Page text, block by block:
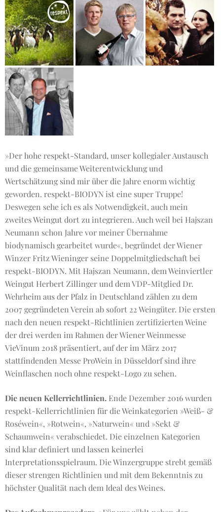
»Der hohe respekt-Standard, unser kollegialer Austausch
und die gemeinsame Weiterentwicklung und
Wertschätzung sind mir über die Jahre enorm wichtig
geworden. respekt-BIODYN ist eine super Truppe!
Deswegen sehe ich es als Notwendigkeit, auch mein
zweites Weingut dort zu integrieren. Auch weil bei Hajszan
Neumann schon Jahre vor meiner Übernahme
biodynamisch gearbeitet wurde«, begründet der Wiener
Winzer Fritz Wieninger seine Doppelmitgliedschaft bei
respekt-BIODYN. Mit Hajszan Neumann, dem Weinviertler
Weingut Herbert Zillinger und dem VDP-Mitglied Dr.
Wehrheim aus der Pfalz in Deutschland zählen zu dem
2007 gegründeten Verein ab sofort 22 Weingüter. Die ersten
nach den neuen respekt-Richtlinien zertifizierten Weine
der drei werden im Rahmen der Wiener Weinmesse
VieVinum 2018 präsentiert, auf der im März 2017
stattfindenden Messe ProWein in Düsseldorf sind ihre
Weinflaschen noch ohne respekt-Logo zu sehen.
Die neuen Kellerrichtlinien. Ende Dezember 2016 wurden
respekt-Kellerrichtlinien für die Weinkategorien »Weiß- &
Roséwein«, »Rotwein«, »Naturwein« und »Sekt &
Schaumwein« verabschiedet. Die einzelnen Kategorien
sind klar definiert und lassen keinerlei
Interpretationsspielraum. Die Winzergruppe strebt gemäß
dieser strengen Richtlinien und mit dem Bekenntnis zu
höchster Qualität nach dem Ideal des Weines.